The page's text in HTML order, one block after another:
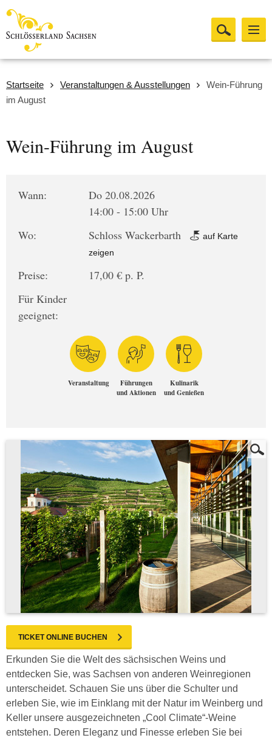
Startseite Veranstaltungen & Ausstellungen
Wein-Führung
im August
Wein-Führung im August
Wann:
Do 20.08.2026
14:00 - 15:00 Uhr
Wo:
Schloss Wackerbarth
auf Karte
zeigen
Preise:
17,00 € p. P.
Für Kinder
geeignet:
Veranstaltung
Führungen
und Aktionen
Kulinarik
und Genießen
TICKET ONLINE BUCHEN
Erkunden Sie die Welt des sächsischen Weins und
entdecken Sie, was Sachsen von anderen Weinregionen
unterscheidet. Schauen Sie uns über die Schulter und
erleben Sie, wie im Einklang mit der Natur im Weinberg und
Keller unsere ausgezeichneten „Cool Climate“-Weine
entstehen. Deren Eleganz und Finesse erleben Sie bei